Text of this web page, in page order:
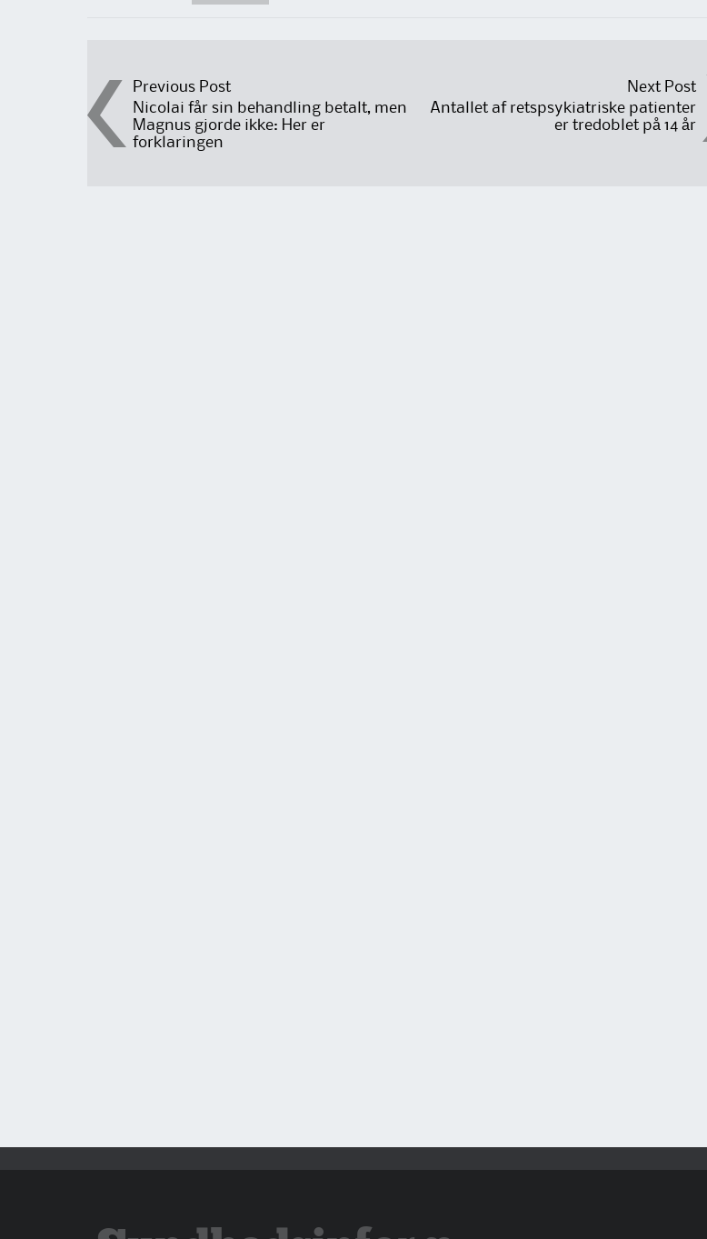
Post
navigation
Previous Post
Nicolai får sin behandling betalt, men
Magnus gjorde ikke: Her er
forklaringen
Next Post
Antallet af retspsykiatriske patienter
er tredoblet på 14 år